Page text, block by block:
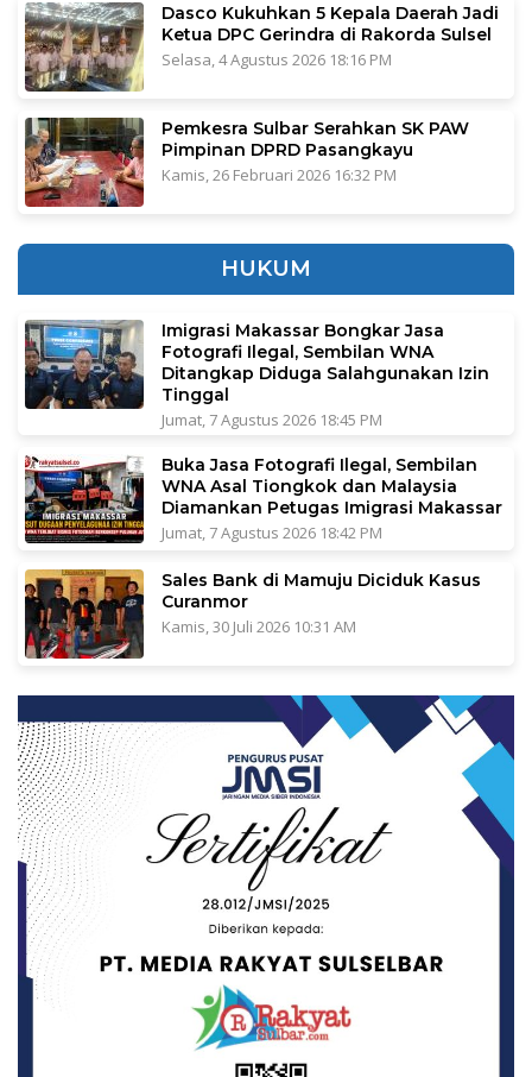
Dasco Kukuhkan 5 Kepala Daerah Jadi
Ketua DPC Gerindra di Rakorda Sulsel
Selasa, 4 Agustus 2026 18:16 PM
Pemkesra Sulbar Serahkan SK PAW
Pimpinan DPRD Pasangkayu
Kamis, 26 Februari 2026 16:32 PM
HUKUM
Imigrasi Makassar Bongkar Jasa
Fotografi Ilegal, Sembilan WNA
Ditangkap Diduga Salahgunakan Izin
Tinggal
Jumat, 7 Agustus 2026 18:45 PM
Buka Jasa Fotografi Ilegal, Sembilan
WNA Asal Tiongkok dan Malaysia
Diamankan Petugas Imigrasi Makassar
Jumat, 7 Agustus 2026 18:42 PM
Sales Bank di Mamuju Diciduk Kasus
Curanmor
Kamis, 30 Juli 2026 10:31 AM